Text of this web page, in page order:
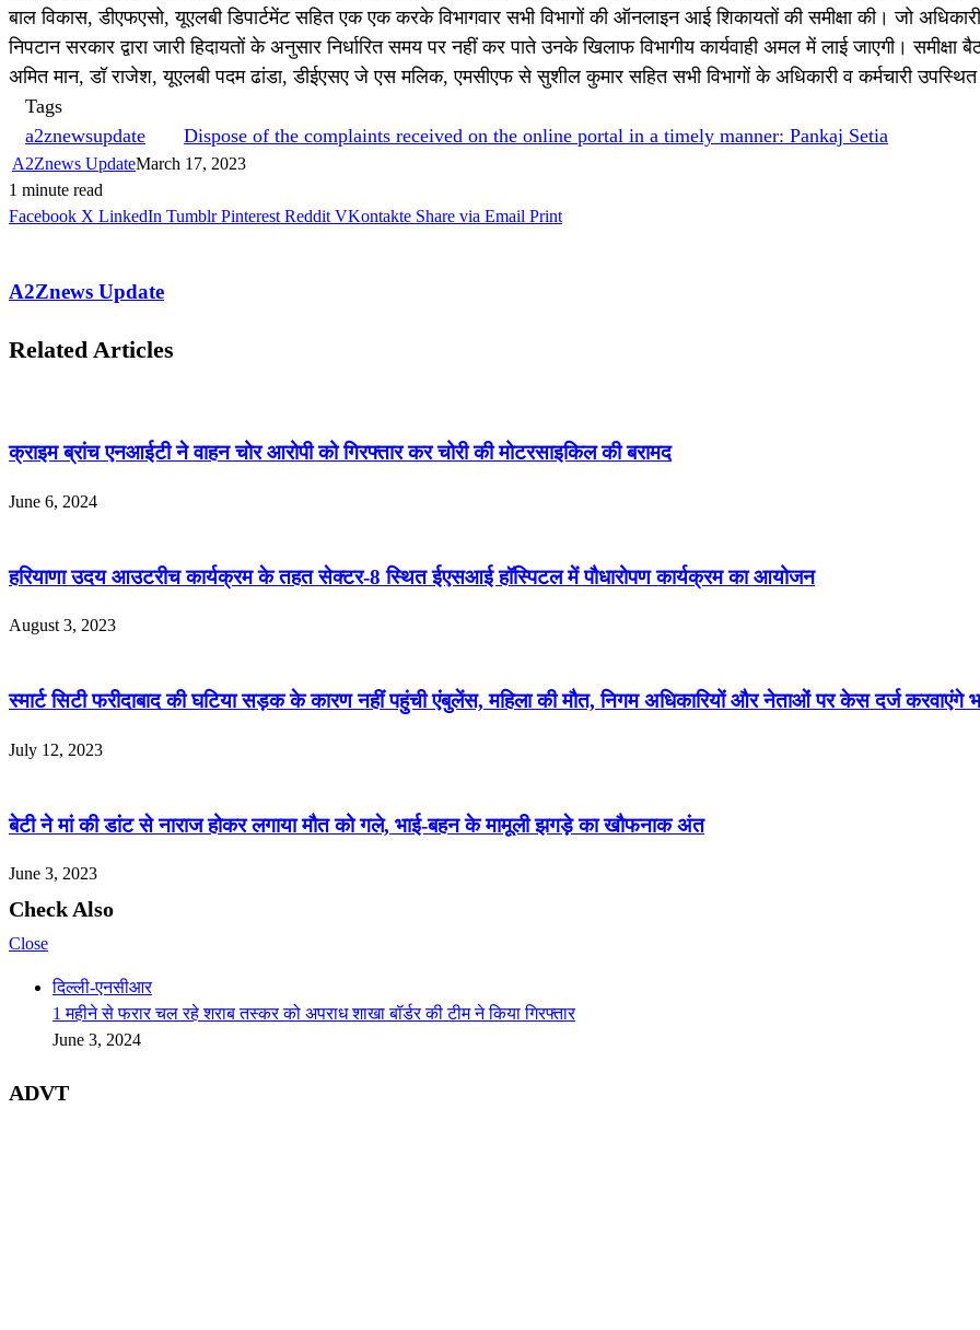
बाल विकास, डीएफएसो, यूएलबी डिपार्टमेंट सहित एक एक करके विभागवार सभी विभागों की ऑनलाइन आई शिकायतों की समीक्षा की। जो
निपटान सरकार द्वारा जारी हिदायतों के अनुसार निर्धारित समय पर नहीं कर पाते उनके खिलाफ विभागीय कार्यवाही अमल में लाई जाएगी। समीक्षा
अमित मान, डॉ राजेश, यूएलबी पदम ढांडा, डीईएसए जे एस मलिक, एमसीएफ से सुशील कुमार सहित सभी विभागों के अधिकारी व कर्मचारी
Tags
a2znewsupdate
Dispose of the complaints received on the online portal in a timely manner: Pankaj Setia
A2Znews UpdateMarch 17, 2023
1 minute read
Facebook X LinkedIn Tumblr Pinterest Reddit VKontakte Share via Email Print
A2Znews Update
Related Articles
क्राइम ब्रांच एनआईटी ने वाहन चोर आरोपी को गिरफ्तार कर चोरी की मोटरसाइकिल की बरामद
June 6, 2024
हरियाणा उदय आउटरीच कार्यक्रम के तहत सेक्टर-8 स्थित ईएसआई हॉस्पिटल में पौधारोपण कार्यक्रम का आयोजन
August 3, 2023
स्मार्ट सिटी फरीदाबाद की घटिया सड़क के कारण नहीं पहुंची एंबुलेंस, महिला की मौत, निगम अधिकारियों और नेताओं पर केस दर्ज करवाएंगे
July 12, 2023
बेटी ने मां की डांट से नाराज होकर लगाया मौत को गले, भाई-बहन के मामूली झगड़े का खौफनाक अंत
June 3, 2023
Check Also
Close
दिल्ली-एनसीआर
1 महीने से फरार चल रहे शराब तस्कर को अपराध शाखा बॉर्डर की टीम ने किया गिरफ्तार
June 3, 2024
ADVT